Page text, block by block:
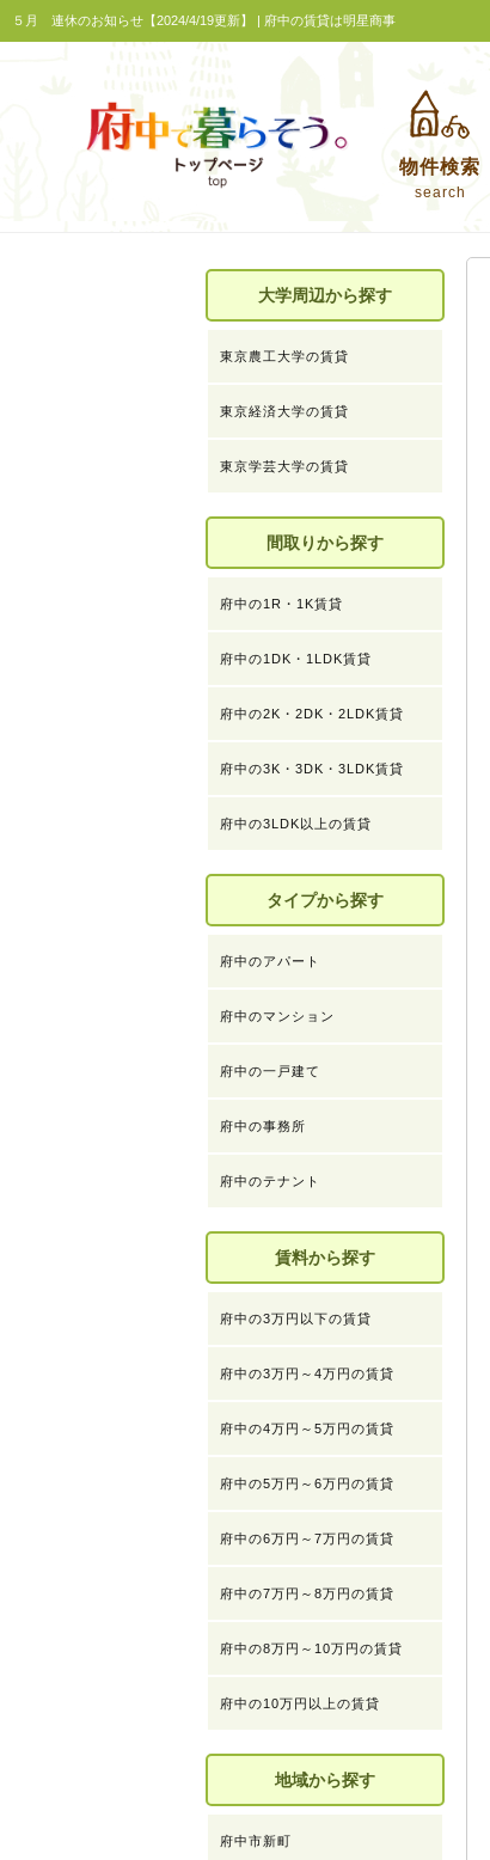
５月 連休のお知らせ【2024/4/19更新】 | 府中の賃貸は明星商事
物件検索
search
大学周辺から探す
東京農工大学の賃貸
東京経済大学の賃貸
東京学芸大学の賃貸
間取りから探す
府中の1R・1K賃貸
府中の1DK・1LDK賃貸
府中の2K・2DK・2LDK賃貸
府中の3K・3DK・3LDK賃貸
府中の3LDK以上の賃貸
タイプから探す
府中のアパート
府中のマンション
府中の一戸建て
府中の事務所
府中のテナント
賃料から探す
府中の3万円以下の賃貸
府中の3万円～4万円の賃貸
府中の4万円～5万円の賃貸
府中の5万円～6万円の賃貸
府中の6万円～7万円の賃貸
府中の7万円～8万円の賃貸
府中の8万円～10万円の賃貸
府中の10万円以上の賃貸
地域から探す
府中市新町